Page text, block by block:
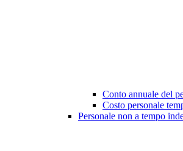
Conto annuale del
Costo personale
Personale non a tempo